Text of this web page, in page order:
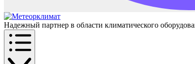
Надежный партнер в области климатического